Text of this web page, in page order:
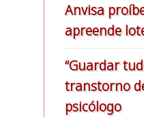
Anvisa
apreende
“Guardar
transtorno
psicólogo